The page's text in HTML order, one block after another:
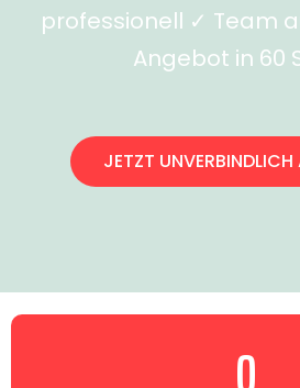
professionell ✓ Team
Angebot in 60
JETZT UNVERBINDLICH